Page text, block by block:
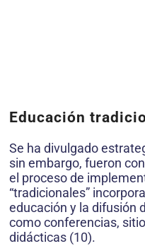
Educación
Se ha divulgado
sin embargo, fueron
el proceso de
“tradicionales”
educación y la difusión
como conferencias,
didácticas (10).